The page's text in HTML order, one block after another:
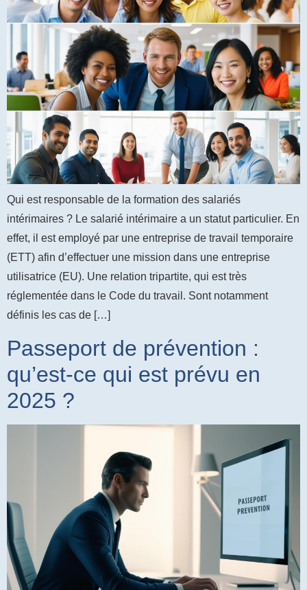
Qui est responsable de la formation des salariés
intérimaires ? Le salarié intérimaire a un statut particulier. En
effet, il est employé par une entreprise de travail temporaire
(ETT) afin d’effectuer une mission dans une entreprise
utilisatrice (EU). Une relation tripartite, qui est très
réglementée dans le Code du travail. Sont notamment
définis les cas de […]
Passeport de prévention :
qu’est-ce qui est prévu en
2025 ?